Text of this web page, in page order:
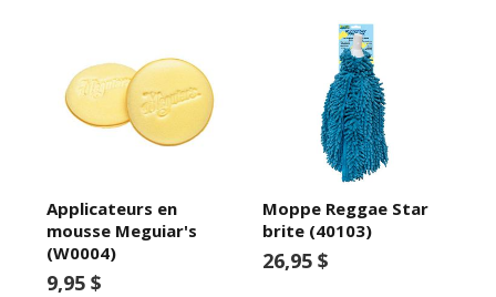
Applicateurs en
mousse Meguiar's
(W0004)
9,95 $
Moppe Reggae Star
brite (40103)
26,95 $